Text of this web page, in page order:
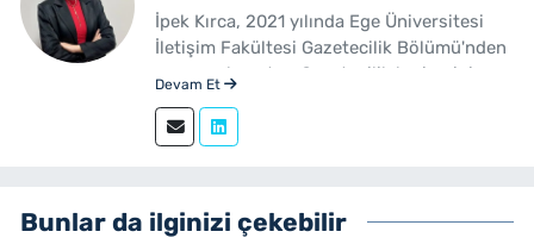
İpek Kırca, 2021 yılında Ege Üniversitesi
İletişim Fakültesi Gazetecilik Bölümü'nden
mezun olmuştur. Gazetecilik kariyerini
yenibakishaber.com bünyesinde muhabir
ve editör olarak görev yapmaktadır.
Devam Et
Bunlar da ilginizi çekebilir